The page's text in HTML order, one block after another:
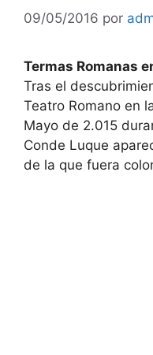
09/05/2016 por
Termas Romanas
Tras el
Teatro Romano en
Mayo de 2.015
Conde Luque
de la que fuera